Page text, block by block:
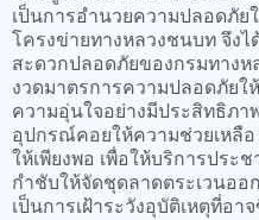
เป็นการอำนวยความปลอดภั
โครงข่ายทางหลวงชนบท จึง
สะดวกปลอดภัยของกรมทาง
งวดมาตรการความปลอดภัยใ
ความอุ่นใจอย่างมีประสิทธิภา
อุปกรณ์คอยให้ความช่วยเหลื
ให้เพียงพอ เพื่อให้บริการประ
กำชับให้จัดชุดลาดตระเวนออ
เป็นการเฝ้าระวังอุบัติเหตุที่อ